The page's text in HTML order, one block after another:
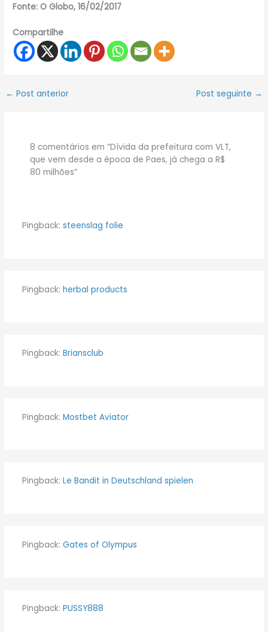
Fonte: O Globo, 16/02/2017
Compartilhe
← Post anterior Post seguinte →
8 comentários em “Dívida da prefeitura com VLT,
que vem desde a época de Paes, já chega a R$
80 milhões”
Pingback: steenslag folie
Pingback: herbal products
Pingback: Briansclub
Pingback: Mostbet Aviator
Pingback: Le Bandit in Deutschland spielen
Pingback: Gates of Olympus
Pingback: PUSSY888